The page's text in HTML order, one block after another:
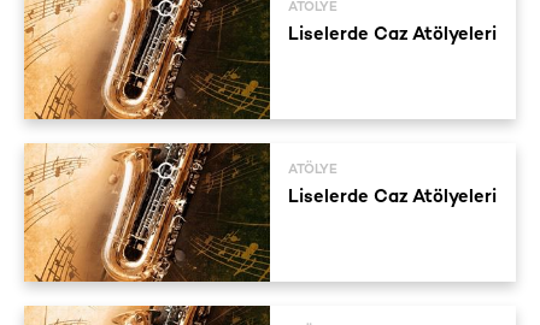
ATÖLYE
Liselerde Caz Atölyeleri
ATÖLYE
Liselerde Caz Atölyeleri